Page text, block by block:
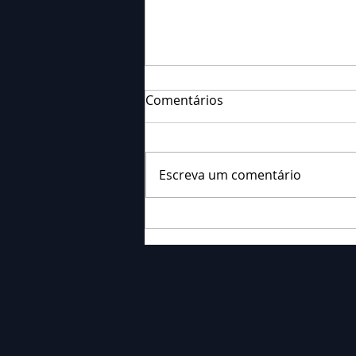
Barauce Schon
Comentários
Escreva um comentário